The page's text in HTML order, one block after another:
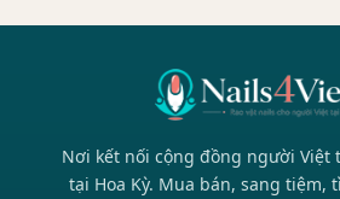
Nơi kết nối cộng đồng người Việt
tại Hoa Kỳ. Mua bán, sang tiệm,